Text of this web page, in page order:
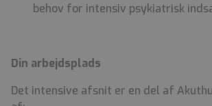
behov for intensiv psykiatrisk
Din arbejdsplads
Det intensive afsnit er en del af